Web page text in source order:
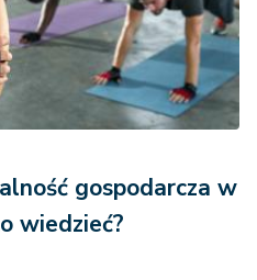
gospodarcza w
wiedzieć?